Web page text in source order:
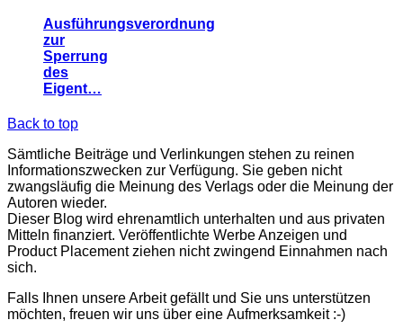
Ausführungsverordnung
zur
Sperrung
des
Eigent…
Back to top
Sämtliche Beiträge und Verlinkungen stehen zu reinen
Informationszwecken zur Verfügung. Sie geben nicht
zwangsläufig die Meinung des Verlags oder die Meinung der
Autoren wieder.
Dieser Blog wird ehrenamtlich unterhalten und aus privaten
Mitteln finanziert. Veröffentlichte Werbe Anzeigen und
Product Placement ziehen nicht zwingend Einnahmen nach
sich.
Falls Ihnen unsere Arbeit gefällt und Sie uns unterstützen
möchten, freuen wir uns über eine Aufmerksamkeit :-)